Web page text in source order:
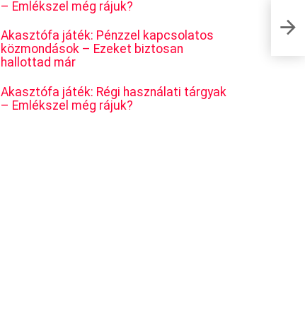
– Emlékszel még rájuk?
Akasztófa játék: Pénzzel kapcsolatos
közmondások – Ezeket biztosan
hallottad már
Akasztófa játék: Régi használati tárgyak
– Emlékszel még rájuk?